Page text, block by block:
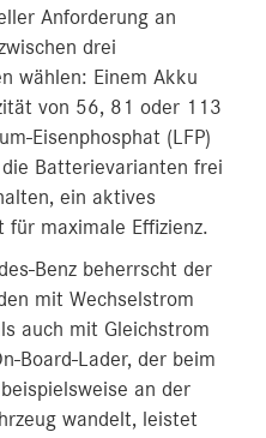
Anforderung an
drei
wählen: Einem Akku
von 56, 81 oder 113
Eisenphosphat (LFP)
Batterievarianten frei
ein aktives
für maximale Effizienz.
Benz beherrscht der
mit Wechselstrom
auch mit Gleichstrom
Board-Lader, der beim
an der
wandelt, leistet